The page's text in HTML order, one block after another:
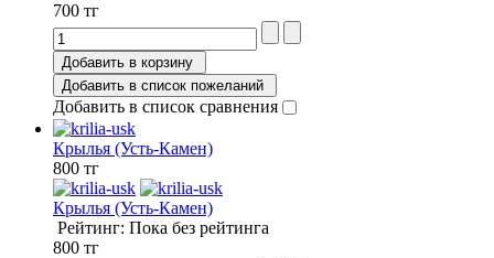
700 тг
Добавить в корзину
Добавить в список пожеланий
Добавить в список сравнения
Крылья (Усть-Камен)
800 тг
Крылья (Усть-Камен)
Рейтинг: Пока без рейтинга
800 тг